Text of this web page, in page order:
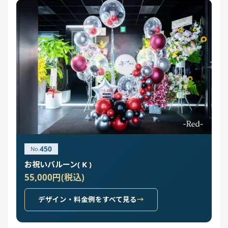
450
お祝いバルーン( K )
55,000円(税込)
デザイン・料金例をすべて見る